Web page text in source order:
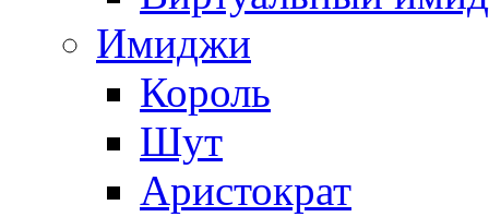
Имиджи
Король
Шут
Аристократ